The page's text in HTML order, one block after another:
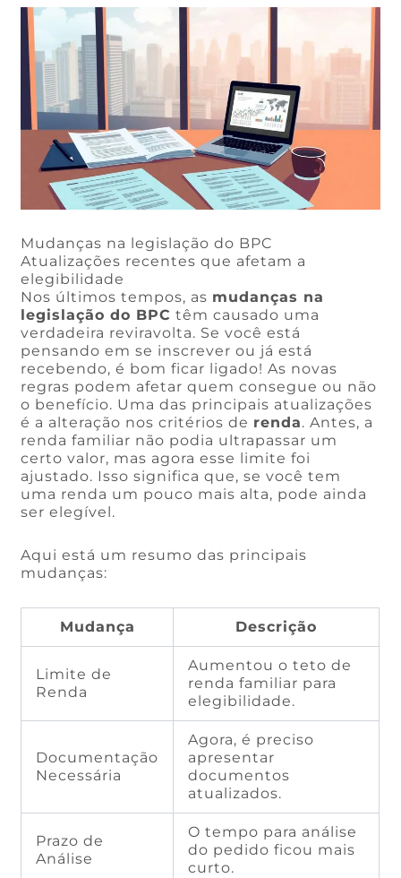
Mudanças na legislação do BPC
Atualizações recentes que afetam a
elegibilidade
Nos últimos tempos, as mudanças na
legislação do BPC têm causado uma
verdadeira reviravolta. Se você está
pensando em se inscrever ou já está
recebendo, é bom ficar ligado! As novas
regras podem afetar quem consegue ou não
o benefício. Uma das principais atualizações
é a alteração nos critérios de renda. Antes, a
renda familiar não podia ultrapassar um
certo valor, mas agora esse limite foi
ajustado. Isso significa que, se você tem
uma renda um pouco mais alta, pode ainda
ser elegível.
Aqui está um resumo das principais
mudanças:
Mudança Descrição
Limite de
Renda
Aumentou o teto de
renda familiar para
elegibilidade.
Documentação
Necessária
Agora, é preciso
apresentar
documentos
atualizados.
Prazo de
Análise
O tempo para análise
do pedido ficou mais
curto.